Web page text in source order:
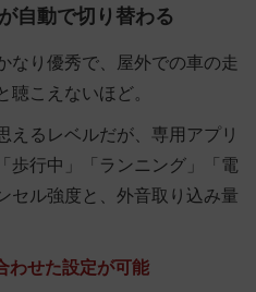
自動で切り替わる
なり優秀で、屋外での車の走
聴こえないほど。
えるレベルだが、 専用アプリ
歩行中」「ランニング」「電
セル強度と、外音取り込み量
わせた設定が可能